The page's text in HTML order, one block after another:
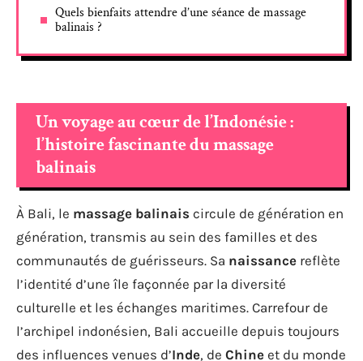
Quels bienfaits attendre d’une séance de massage
balinais ?
Un voyage au cœur de l’Indonésie :
l’histoire fascinante du massage
balinais
À Bali, le massage balinais circule de génération en
génération, transmis au sein des familles et des
communautés de guérisseurs. Sa naissance reflète
l’identité d’une île façonnée par la diversité
culturelle et les échanges maritimes. Carrefour de
l’archipel indonésien, Bali accueille depuis toujours
des influences venues d’Inde, de Chine et du monde